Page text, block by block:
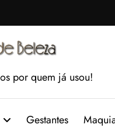
por quem já usou!
Gestantes